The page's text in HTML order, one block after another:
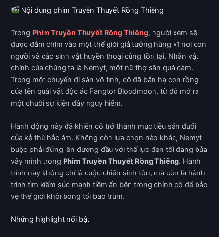
Nội dung phim Truyền Thuyết Rồng Thiêng
Trong Phim Truyền Thuyết Rồng Thiêng, người xem sẽ
được đắm chìm vào một thế giới giả tưởng hùng vĩ nơi con
người và các sinh vật huyền thoại cùng tồn tại. Nhân vật
chính của chúng ta là Nemyt, một nữ thợ săn quả cảm.
Trong một chuyến đi săn vô tình, cô đã bắn hạ con rồng
của tên quái vật độc ác Fangtor Bloodmoon, từ đó mở ra
một chuỗi sự kiện đầy nguy hiểm.
Hành động này đã khiến cô trở thành mục tiêu săn đuổi
của kẻ thù hắc ám. Không còn lựa chọn nào khác, Nemyt
buộc phải đứng lên đương đầu với thế lực đen tối đang bủa
vây mình trong Phim Truyền Thuyết Rồng Thiêng. Hành
trình này không chỉ là cuộc chiến sinh tồn, mà còn là hành
trình tìm kiếm sức mạnh tiềm ẩn bên trong chính cô để bảo
vệ thế giới khỏi bóng tối bao trùm.
Những highlight nổi bật